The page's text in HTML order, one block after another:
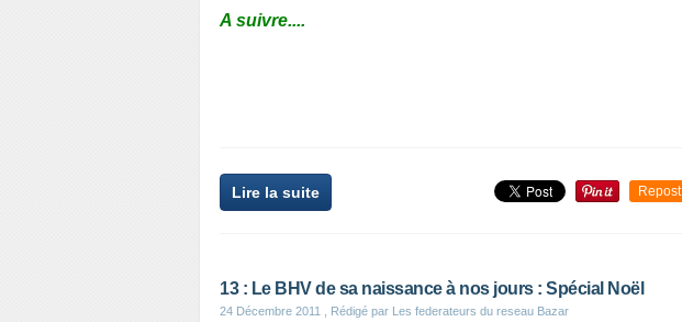
A suivre....
Lire la suite Repost
13 : Le BHV de sa naissance à nos jours : Spécial Noël
24 Décembre 2011 , Rédigé par Les federateurs du reseau Bazar